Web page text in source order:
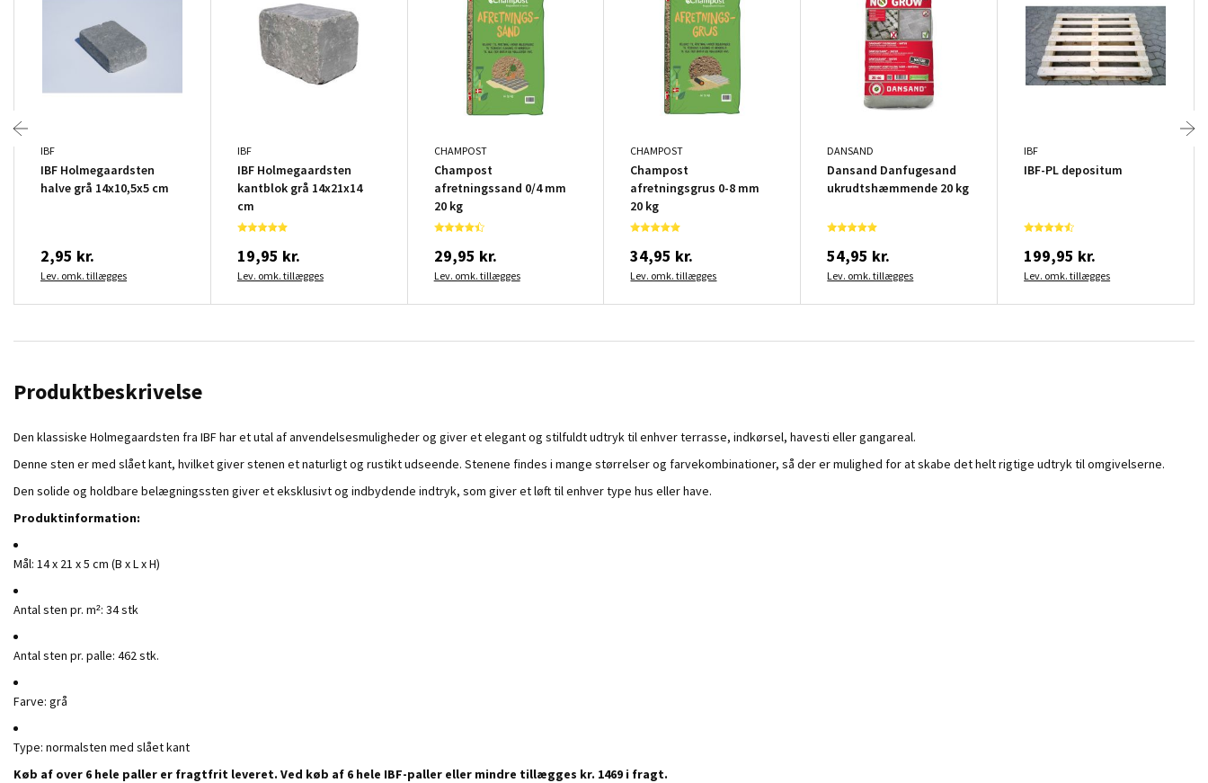
IBF
IBF Holmegaardsten
halve grå 14x10,5x5 cm
2,95 kr.
Lev. omk. tillægges
IBF
IBF Holmegaardsten
kantblok grå 14x21x14
cm
19,95 kr.
Lev. omk. tillægges
CHAMPOST
Champost
afretningssand 0/4 mm
20 kg
29,95 kr.
Lev. omk. tillægges
CHAMPOST
Champost
afretningsgrus 0-8 mm
20 kg
34,95 kr.
Lev. omk. tillægges
DANSAND
Dansand Danfugesand
ukrudtshæmmende 20 kg
54,95 kr.
Lev. omk. tillægges
IBF
IBF-PL depositum
199,95 kr.
Lev. omk. tillægges
Produktbeskrivelse
Den klassiske Holmegaardsten fra IBF har et utal af anvendelsesmuligheder og giver et elegant og stilfuldt udtryk til enhver terrasse, indkørsel, havesti eller gangareal.
Denne sten er med slået kant, hvilket giver stenen et naturligt og rustikt udseende. Stenene findes i mange størrelser og farvekombinationer, så der er mulighed for at skabe det helt rigtige udtryk til omgivelserne.
Den solide og holdbare belægningssten giver et eksklusivt og indbydende indtryk, som giver et løft til enhver type hus eller have.
Produktinformation:
Mål: 14 x 21 x 5 cm (B x L x H)
Antal sten pr. m²: 34 stk
Antal sten pr. palle: 462 stk.
Farve: grå
Type: normalsten med slået kant
Køb af over 6 hele paller er fragtfrit leveret. Ved køb af 6 hele IBF-paller eller mindre tillægges kr. 1469 i fragt.